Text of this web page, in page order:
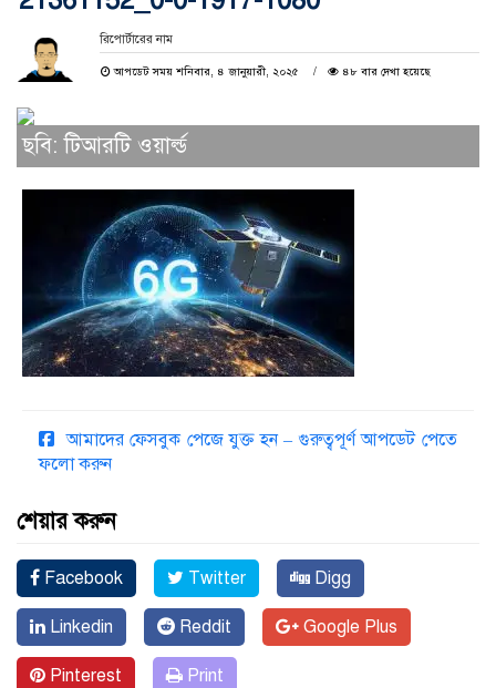
রিপোর্টারের নাম
আপডেট সময় শনিবার, ৪ জানুয়ারী, ২০২৫ ৪৮ বার দেখা হয়েছে
ছবি: টিআরটি ওয়ার্ল্ড
আমাদের ফেসবুক পেজে যুক্ত হন – গুরুত্বপূর্ণ আপডেট পেতে
ফলো করুন
শেয়ার করুন
Facebook Twitter Digg
Linkedin Reddit Google Plus
Pinterest Print